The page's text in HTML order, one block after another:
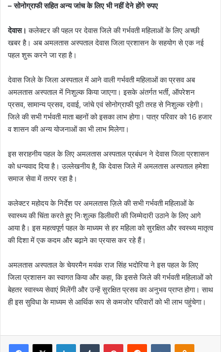
– सोनोग्राफी सहित अन्य जांच के लिए भी नहीं देने होंगे रुपए
देवास। कलेक्टर की पहल पर देवास जिले की गर्भवती महिलाओं के लिए अच्छी
खबर है। अब अमलतास अस्पताल देवास जिला प्रशासन के सहयोग से एक नई
पहल शुरू करने जा रहा है।
देवास जिले के जिला अस्पताल में आने वाली गर्भवती महिलाओं का प्रसव अब
अमलतास अस्पताल में निशुल्क किया जाएगा। इसके अंतर्गत भर्ती, ऑपरेशन
प्रसव, सामान्य प्रसव, दवाई, जांचे एवं सोनोग्राफी पूरी तरह से निशुल्क रहेगी।
जिले की सभी गर्भवती माता बहनों को इसका लाभ होगा। पात्र परिवार को 16 हजार
व शासन की अन्य योजनाओं का भी लाभ मिलेगा।
इस सराहनीय पहल के लिए अमलतास अस्पताल प्रबंधन ने देवास जिला प्रशासन
को धन्यवाद दिया है। उल्लेखनीय है, कि देवास जिले में अमलतास अस्पताल हमेशा
समाज सेवा में तत्पर रहा है।
कलेक्टर महोदय के निर्देश पर अमलतास ज़िले की सभी गर्भवती महिलाओं के
स्वास्थ्य की चिंता करते हुए निःशुल्क डिलीवरी की जिम्मेदारी उठाने के लिए आगे
आया है। इस महत्वपूर्ण पहल के माध्यम से हर महिला को सुरक्षित और स्वस्थ्य मातृत्व
की दिशा में एक कदम और बढ़ाने का प्रयास कर रहे हैं।
अमलतास अस्पताल के चेयरमैन मयंक राज सिंह भदोरिया ने इस पहल के लिए
जिला प्रशासन का स्वागत किया और कहा, कि इससे जिले की गर्भवती महिलाओं को
बेहतर स्वास्थ्य सेवाएं मिलेंगी और उन्हें सुरक्षित प्रसव का अनुभव प्राप्त होगा। साथ
ही इस सुविधा के माध्यम से आर्थिक रूप से कमजोर परिवारों को भी लाभ पहुंचेगा।
Facebook
X LinkedInTumblr PinterestReddit VKontakte